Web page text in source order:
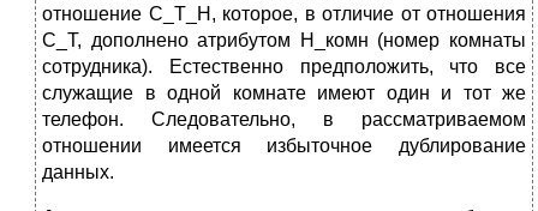
отношение С_Т_Н, которое, в отличие от отношения
С_Т, дополнено атрибутом Н_комн (номер комнаты
сотрудника). Естественно предположить, что все
служащие в одной комнате имеют один и тот же
телефон. Следовательно, в рассматриваемом
отношении имеется избыточное дублирование
данных.